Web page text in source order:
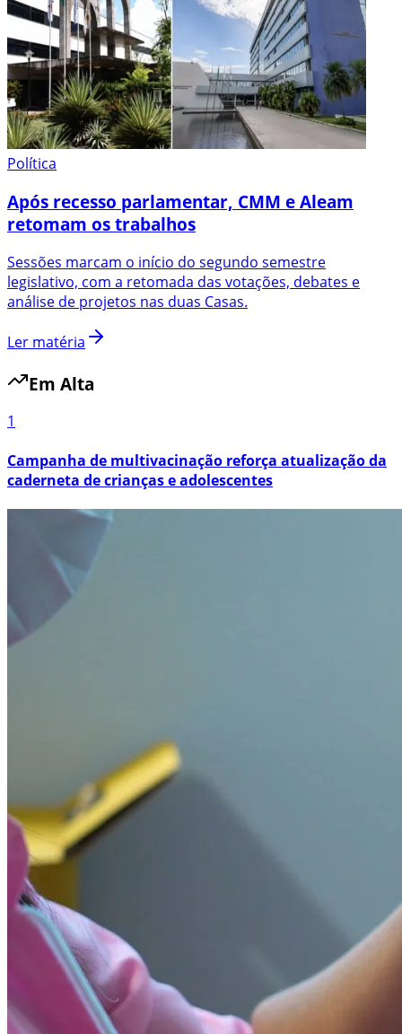
Política
Após recesso parlamentar, CMM e Aleam
retomam os trabalhos
Sessões marcam o início do segundo semestre
legislativo, com a retomada das votações, debates e
análise de projetos nas duas Casas.
Ler matéria
Em Alta
1
Campanha de multivacinação reforça atualização da
caderneta de crianças e adolescentes